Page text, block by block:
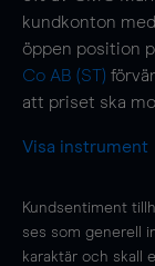
kundkonton
öppen position
Co AB (ST)
att priset ska
Visa instrument
Kundsentiment
ses som generell
karaktär och skall